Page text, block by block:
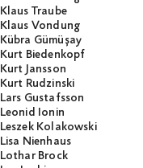
Klaus Traube
Klaus Vondung
Kübra Gümüşay
Kurt Biedenkopf
Kurt Jansson
Kurt Rudzinski
Lars Gustafsson
Leonid Ionin
Leszek Kolakowski
Lisa Nienhaus
Lothar Brock